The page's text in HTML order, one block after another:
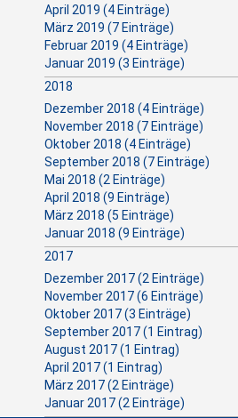
April 2019 (4 Einträge)
März 2019 (7 Einträge)
Februar 2019 (4 Einträge)
Januar 2019 (3 Einträge)
2018
Dezember 2018 (4 Einträge)
November 2018 (7 Einträge)
Oktober 2018 (4 Einträge)
September 2018 (7 Einträge)
Mai 2018 (2 Einträge)
April 2018 (9 Einträge)
März 2018 (5 Einträge)
Januar 2018 (9 Einträge)
2017
Dezember 2017 (2 Einträge)
November 2017 (6 Einträge)
Oktober 2017 (3 Einträge)
September 2017 (1 Eintrag)
August 2017 (1 Eintrag)
April 2017 (1 Eintrag)
März 2017 (2 Einträge)
Januar 2017 (2 Einträge)